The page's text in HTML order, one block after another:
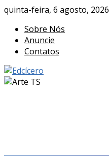
quinta-feira, 6 agosto, 2026
Sobre Nós
Anuncie
Contatos